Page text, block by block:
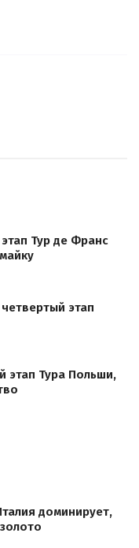
Тур де Франс
этап
этап Тура Польши,
доминирует,